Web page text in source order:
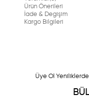
Ürün Önerileri
İade & Degişim
Kargo Bilgileri
Üye Ol